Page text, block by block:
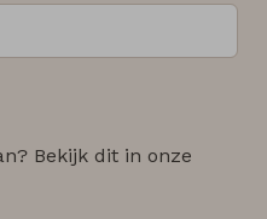
Bekijk dit in onze